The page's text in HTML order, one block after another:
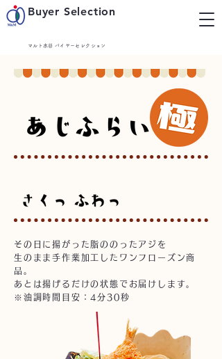
Buyer Selection
マルト水谷 バイヤーセレクション
その日に揚がった脂ののったアジを
生のまま手作業加工したワンフローズン商
品。
​あとは揚げるだけの状態でお届けします。
※油調時間目安：4分30秒